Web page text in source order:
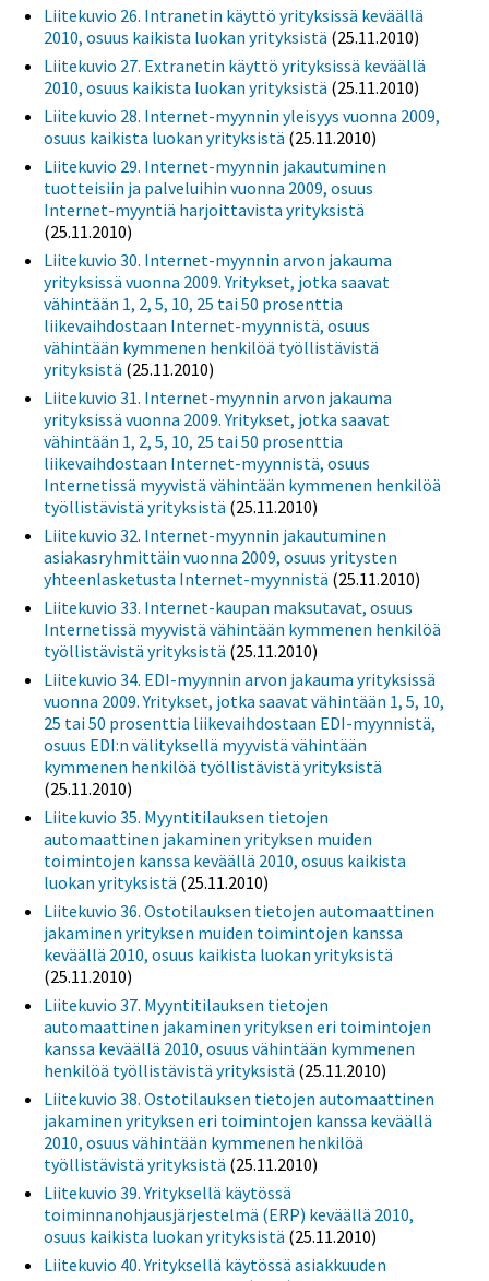
Liitekuvio 26. Intranetin käyttö yrityksissä keväällä
2010, osuus kaikista luokan yrityksistä (25.11.2010)
Liitekuvio 27. Extranetin käyttö yrityksissä keväällä
2010, osuus kaikista luokan yrityksistä (25.11.2010)
Liitekuvio 28. Internet-myynnin yleisyys vuonna 2009,
osuus kaikista luokan yrityksistä (25.11.2010)
Liitekuvio 29. Internet-myynnin jakautuminen
tuotteisiin ja palveluihin vuonna 2009, osuus
Internet-myyntiä harjoittavista yrityksistä
(25.11.2010)
Liitekuvio 30. Internet-myynnin arvon jakauma
yrityksissä vuonna 2009. Yritykset, jotka saavat
vähintään 1, 2, 5, 10, 25 tai 50 prosenttia
liikevaihdostaan Internet-myynnistä, osuus
vähintään kymmenen henkilöä työllistävistä
yrityksistä (25.11.2010)
Liitekuvio 31. Internet-myynnin arvon jakauma
yrityksissä vuonna 2009. Yritykset, jotka saavat
vähintään 1, 2, 5, 10, 25 tai 50 prosenttia
liikevaihdostaan Internet-myynnistä, osuus
Internetissä myyvistä vähintään kymmenen henkilöä
työllistävistä yrityksistä (25.11.2010)
Liitekuvio 32. Internet-myynnin jakautuminen
asiakasryhmittäin vuonna 2009, osuus yritysten
yhteenlasketusta Internet-myynnistä (25.11.2010)
Liitekuvio 33. Internet-kaupan maksutavat, osuus
Internetissä myyvistä vähintään kymmenen henkilöä
työllistävistä yrityksistä (25.11.2010)
Liitekuvio 34. EDI-myynnin arvon jakauma yrityksissä
vuonna 2009. Yritykset, jotka saavat vähintään 1, 5, 10,
25 tai 50 prosenttia liikevaihdostaan EDI-myynnistä,
osuus EDI:n välityksellä myyvistä vähintään
kymmenen henkilöä työllistävistä yrityksistä
(25.11.2010)
Liitekuvio 35. Myyntitilauksen tietojen
automaattinen jakaminen yrityksen muiden
toimintojen kanssa keväällä 2010, osuus kaikista
luokan yrityksistä (25.11.2010)
Liitekuvio 36. Ostotilauksen tietojen automaattinen
jakaminen yrityksen muiden toimintojen kanssa
keväällä 2010, osuus kaikista luokan yrityksistä
(25.11.2010)
Liitekuvio 37. Myyntitilauksen tietojen
automaattinen jakaminen yrityksen eri toimintojen
kanssa keväällä 2010, osuus vähintään kymmenen
henkilöä työllistävistä yrityksistä (25.11.2010)
Liitekuvio 38. Ostotilauksen tietojen automaattinen
jakaminen yrityksen eri toimintojen kanssa keväällä
2010, osuus vähintään kymmenen henkilöä
työllistävistä yrityksistä (25.11.2010)
Liitekuvio 39. Yrityksellä käytössä
toiminnanohjausjärjestelmä (ERP) keväällä 2010,
osuus kaikista luokan yrityksistä (25.11.2010)
Liitekuvio 40. Yrityksellä käytössä asiakkuuden